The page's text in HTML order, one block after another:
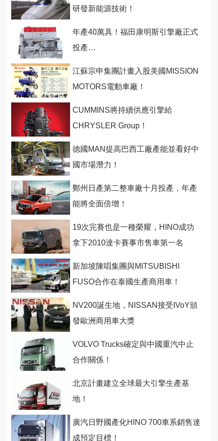
研發新能源技術！
年產40萬具！福田康明斯引擎廠正式
投產…
江蘇宗申集團計畫入股美國MISSION
MOTORS電動車廠！
CUMMINS將持續供應引擎給
CHRYSLER Group！
德國MAN提高巴西工廠產能並看好中
國市場潛力！
鄭州日產第二整車廠十月投產，年產
能將全面倍增！
19次完賽也是一種榮耀，HINO成功
拿下2010達卡賽事市售車第一名
新加坡陳唱集團與MITSUBISHI
FUSO合作在泰國生產商用車！
NV200誕生地，NISSAN接受IVoY頒
發歐洲商用車大獎
VOLVO Trucks確定與中國重汽中止
合作關係！
北京計畫建立全球最大引擎生產基
地！
廣汽日野國產化HINO 700車系銷售達
成預定目標！